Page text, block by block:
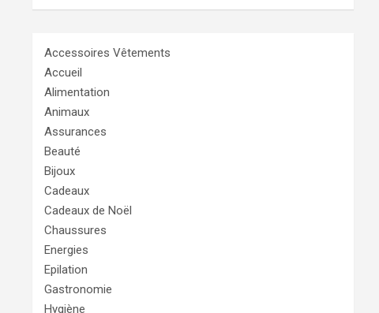
Accessoires Vêtements
Accueil
Alimentation
Animaux
Assurances
Beauté
Bijoux
Cadeaux
Cadeaux de Noël
Chaussures
Energies
Epilation
Gastronomie
Hygiène